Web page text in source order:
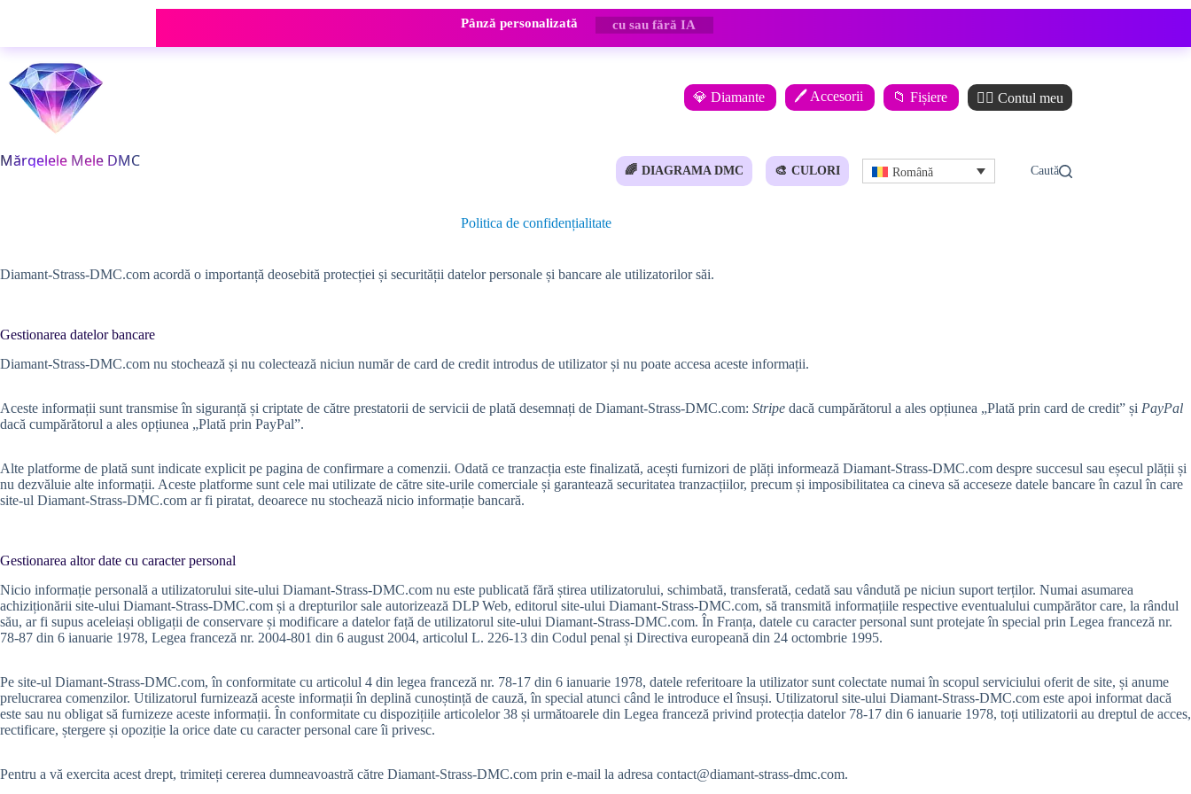
Pânză personalizată cu sau fără IA
conținut
💎 Diamante 🖊️ Accesorii 📁 Fișiere 🙋‍♂️ Contul meu
🌈 DIAGRAMA DMC 🎨 CULORI Română
Politica de confidențialitate
Diamant-Strass-DMC.com acordă o importanță deosebită protecției și securității datelor personale și bancare ale utilizatorilor săi.
Gestionarea datelor bancare
Diamant-Strass-DMC.com nu stochează și nu colectează niciun număr de card de credit introdus de utilizator și nu poate accesa aceste informații.
Aceste informații sunt transmise în siguranță și criptate de către prestatorii de servicii de plată desemnați de Diamant-Strass-DMC.com: Stripe dacă cumpărătorul a ales opțiunea „Plată prin card de credit” și PayPal
dacă cumpărătorul a ales opțiunea „Plată prin PayPal”.
Alte platforme de plată sunt indicate explicit pe pagina de confirmare a comenzii. Odată ce tranzacția este finalizată, acești furnizori de plăți informează Diamant-Strass-DMC.com despre succesul sau eșecul plății și
nu dezvăluie alte informații. Aceste platforme sunt cele mai utilizate de către site-urile comerciale și garantează securitatea tranzacțiilor, precum și imposibilitatea ca cineva să acceseze datele bancare în cazul în care
site-ul Diamant-Strass-DMC.com ar fi piratat, deoarece nu stochează nicio informație bancară.
Gestionarea altor date cu caracter personal
Nicio informație personală a utilizatorului site-ului Diamant-Strass-DMC.com nu este publicată fără știrea utilizatorului, schimbată, transferată, cedată sau vândută pe niciun suport terților. Numai asumarea
achiziționării site-ului Diamant-Strass-DMC.com și a drepturilor sale autorizează DLP Web, editorul site-ului Diamant-Strass-DMC.com, să transmită informațiile respective eventualului cumpărător care, la rândul
său, ar fi supus aceleiași obligații de conservare și modificare a datelor față de utilizatorul site-ului Diamant-Strass-DMC.com. În Franța, datele cu caracter personal sunt protejate în special prin Legea franceză nr.
78-87 din 6 ianuarie 1978, Legea franceză nr. 2004-801 din 6 august 2004, articolul L. 226-13 din Codul penal și Directiva europeană din 24 octombrie 1995.
Pe site-ul Diamant-Strass-DMC.com, în conformitate cu articolul 4 din legea franceză nr. 78-17 din 6 ianuarie 1978, datele referitoare la utilizator sunt colectate numai în scopul serviciului oferit de site, și anume
prelucrarea comenzilor. Utilizatorul furnizează aceste informații în deplină cunoștință de cauză, în special atunci când le introduce el însuși. Utilizatorul site-ului Diamant-Strass-DMC.com este apoi informat dacă
este sau nu obligat să furnizeze aceste informații. În conformitate cu dispozițiile articolelor 38 și următoarele din Legea franceză privind protecția datelor 78-17 din 6 ianuarie 1978, toți utilizatorii au dreptul de acces,
rectificare, ștergere și opoziție la orice date cu caracter personal care îi privesc.
Pentru a vă exercita acest drept, trimiteți cererea dumneavoastră către Diamant-Strass-DMC.com prin e-mail la adresa contact@diamant-strass-dmc.com.